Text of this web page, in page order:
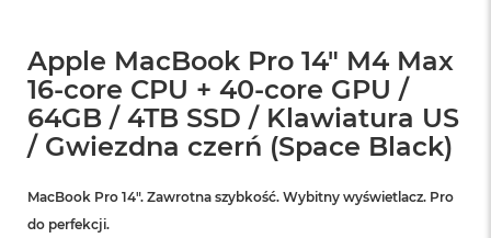
Apple MacBook Pro 14" M4 Max
16-core CPU + 40-core GPU /
64GB / 4TB SSD / Klawiatura US
/ Gwiezdna czerń (Space Black)
MacBook Pro 14″. Zawrotna szybkość. Wybitny wyświetlacz. Pro
do perfekcji.